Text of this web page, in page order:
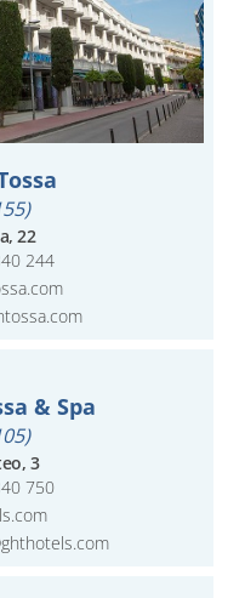
22
244
& Spa
3
750